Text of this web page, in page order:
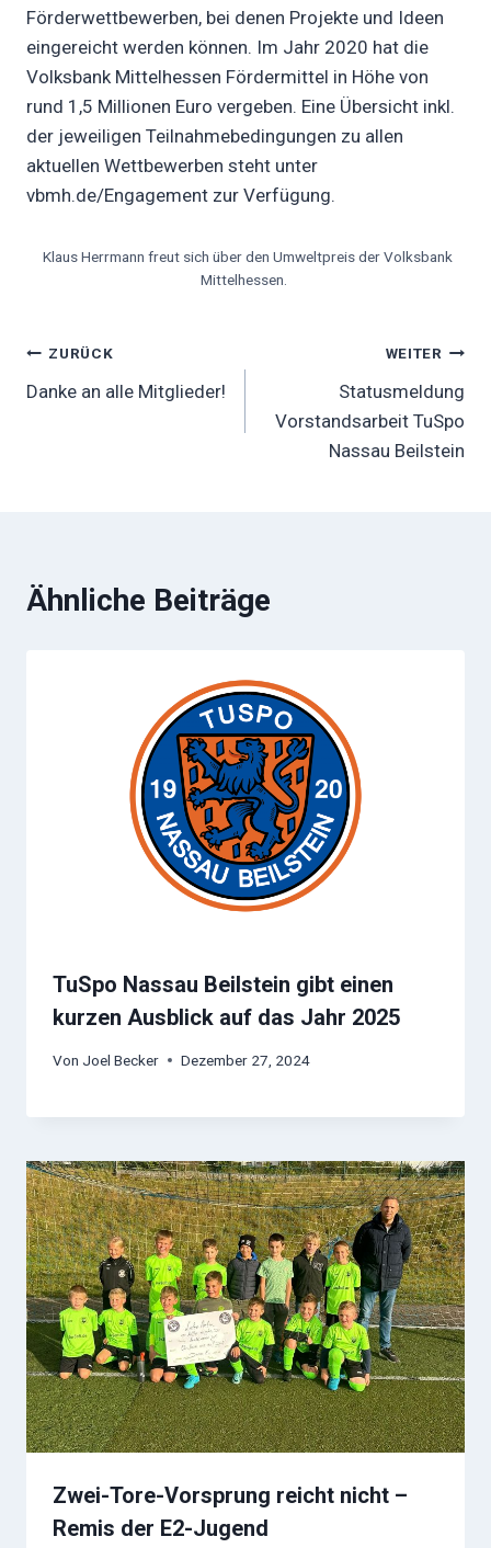
Förderwettbewerben, bei denen Projekte und Ideen
eingereicht werden können. Im Jahr 2020 hat die
Volksbank Mittelhessen Fördermittel in Höhe von
rund 1,5 Millionen Euro vergeben. Eine Übersicht inkl.
der jeweiligen Teilnahmebedingungen zu allen
aktuellen Wettbewerben steht unter
vbmh.de/Engagement zur Verfügung.
Klaus Herrmann freut sich über den Umweltpreis der Volksbank
Mittelhessen.
Beitragsnavigation
ZURÜCK
Danke an alle Mitglieder!
WEITER
Statusmeldung
Vorstandsarbeit TuSpo
Nassau Beilstein
Ähnliche Beiträge
TuSpo Nassau Beilstein gibt einen
kurzen Ausblick auf das Jahr 2025
Von Joel Becker Dezember 27, 2024
Zwei-Tore-Vorsprung reicht nicht –
Remis der E2-Jugend